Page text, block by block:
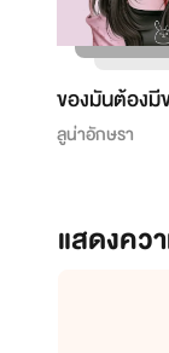
ของมันต้อง
ลูน่าอักษรา
แสดงคว